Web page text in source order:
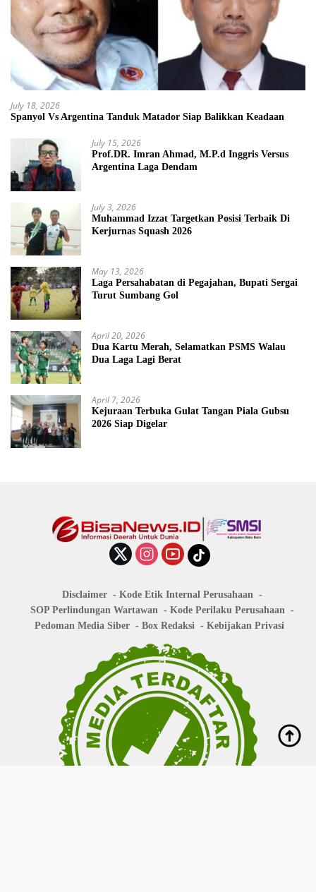
July 18, 2026
Spanyol Vs Argentina Tanduk Matador Siap Balikkan Keadaan
July 15, 2026
Prof.DR. Imran Ahmad, M.P.d Inggris Versus
Argentina Laga Dendam
July 3, 2026
Muhammad Izzat Targetkan Posisi Terbaik Di
Kerjurnas Squash 2026
May 13, 2026
Laga Persahabatan di Pegajahan, Bupati Sergai
Turut Sumbang Gol
April 20, 2026
Dua Kartu Merah, Selamatkan PSMS Walau
Dua Laga Lagi Berat
April 7, 2026
Kejuraan Terbuka Gulat Tangan Piala Gubsu
2026 Siap Digelar
Disclaimer
Kode Etik Internal Perusahaan
SOP Perlindungan Wartawan
Kode Perilaku Perusahaan
Pedoman Media Siber
Box Redaksi Kebijakan Privasi